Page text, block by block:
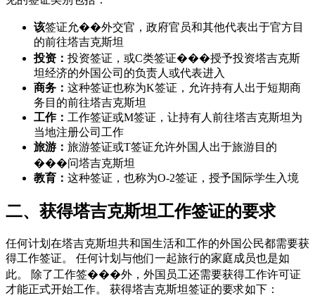
该签证允��外交官，政府官员和其他代表出于官方目
的前往塔吉克斯坦
投资： 投资签证，或C类签证���授予投资塔吉克斯
坦经济的外国公司的负责人或代表进入
商务： 这种签证也称为K签证，允许持有人出于短期商
务目的前往塔吉克斯坦
工作： 工作签证或M签证，让持有人前往塔吉克斯坦为
当地注册公司工作
旅游： 旅游签证或T签证允许外国人出于旅游目的
���问塔吉克斯坦
教育： 这种签证，也称为O-2签证，授予国际学生入境
二、获得塔吉克斯坦工作签证的要求
任何计划在塔吉克斯坦共和国生活和工作的外国公民都需要获
得工作签证。 任何计划与他们一起旅行的家庭成员也是如
此。 除了工作签���外，外国员工还需要获得工作许可证
才能正式开始工作。 获得塔吉克斯坦签证的要求如下：